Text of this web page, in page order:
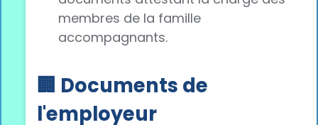
membres de la famille
accompagnants.
🏢 Documents de
l'employeur